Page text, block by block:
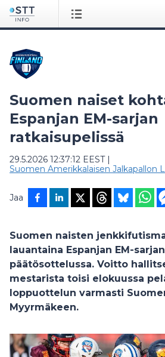
Suomen naiset
Espanjan EM-sarjan
ratkaisupelissä
29.5.2026 12:37:12 EEST|
Suomen Amerikkalaisen Jalkapallon
Jaa
Suomen naisten
lauantaina Espanjan EM-
päätösottelussa. Voitto
mestarista toisi elokuussa
loppuottelun varmasti
Myyrmäkeen.